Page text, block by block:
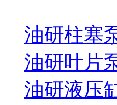
油研柱塞
油研叶片
油研液压